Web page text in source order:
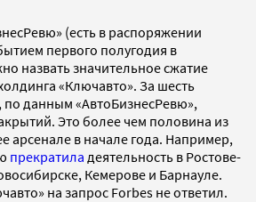
(есть в распоряжении
первого полугодия в
назвать значительное сжатие
«Ключавто». За шесть
по данным «АвтоБизнесРевю»,
Это более чем половина из
арсенале в начале года. Например,
прекратила деятельность в Ростове-
Кемерове и Барнауле.
на запрос Forbes не ответил.